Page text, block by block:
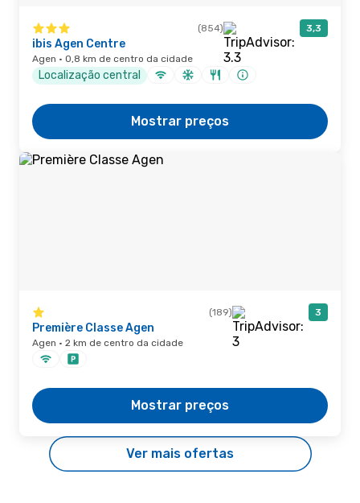
(854) 3,3
ibis Agen Centre
Agen · 0,8 km de centro da cidade
Localização central
Mostrar preços
(189) 3
Première Classe Agen
Agen · 2 km de centro da cidade
Mostrar preços
Ver mais ofertas